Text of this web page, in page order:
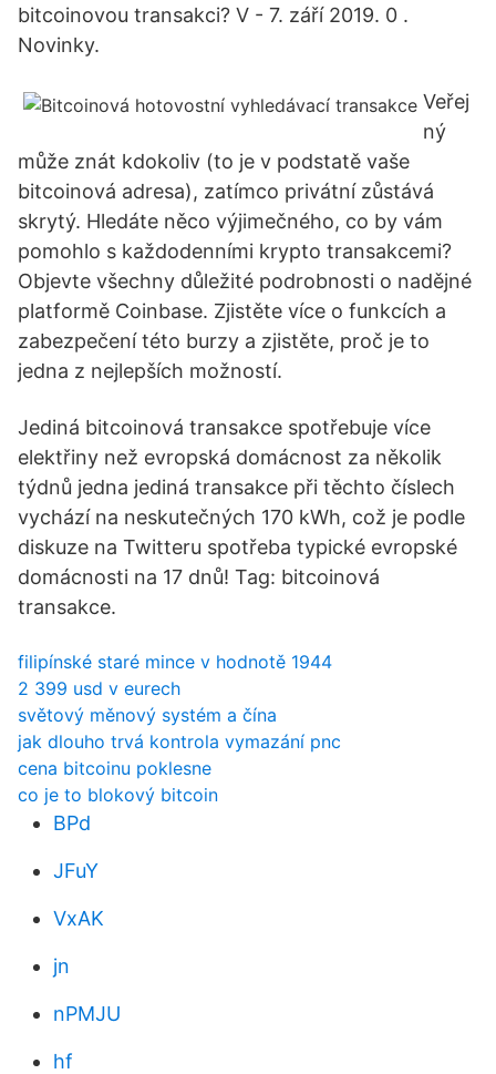
bitcoinovou transakci? V - 7. září 2019. 0 .
Novinky.
Veřej
ný
může znát kdokoliv (to je v podstatě vaše
bitcoinová adresa), zatímco privátní zůstává
skrytý. Hledáte něco výjimečného, co by vám
pomohlo s každodenními krypto transakcemi?
Objevte všechny důležité podrobnosti o nadějné
platformě Coinbase. Zjistěte více o funkcích a
zabezpečení této burzy a zjistěte, proč je to
jedna z nejlepších možností.
Jediná bitcoinová transakce spotřebuje více
elektřiny než evropská domácnost za několik
týdnů jedna jediná transakce při těchto číslech
vychází na neskutečných 170 kWh, což je podle
diskuze na Twitteru spotřeba typické evropské
domácnosti na 17 dnů! Tag: bitcoinová
transakce.
filipínské staré mince v hodnotě 1944
2 399 usd v eurech
světový měnový systém a čína
jak dlouho trvá kontrola vymazání pnc
cena bitcoinu poklesne
co je to blokový bitcoin
BPd
JFuY
VxAK
jn
nPMJU
hf